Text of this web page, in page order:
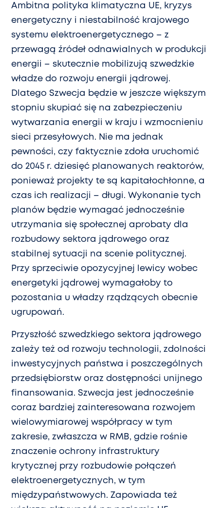
Ambitna polityka klimatyczna UE, kryzys
energetyczny i niestabilność krajowego
systemu elektroenergetycznego – z
przewagą źródeł odnawialnych w produkcji
energii – skutecznie mobilizują szwedzkie
władze do rozwoju energii jądrowej.
Dlatego Szwecja będzie w jeszcze większym
stopniu skupiać się na zabezpieczeniu
wytwarzania energii w kraju i wzmocnieniu
sieci przesyłowych. Nie ma jednak
pewności, czy faktycznie zdoła uruchomić
do 2045 r. dziesięć planowanych reaktorów,
ponieważ projekty te są kapitałochłonne, a
czas ich realizacji – długi. Wykonanie tych
planów będzie wymagać jednocześnie
utrzymania się społecznej aprobaty dla
rozbudowy sektora jądrowego oraz
stabilnej sytuacji na scenie politycznej.
Przy sprzeciwie opozycyjnej lewicy wobec
energetyki jądrowej wymagałoby to
pozostania u władzy rządzących obecnie
ugrupowań.
Przyszłość szwedzkiego sektora jądrowego
zależy też od rozwoju technologii, zdolności
inwestycyjnych państwa i poszczególnych
przedsiębiorstw oraz dostępności unijnego
finansowania. Szwecja jest jednocześnie
coraz bardziej zainteresowana rozwojem
wielowymiarowej współpracy w tym
zakresie, zwłaszcza w RMB, gdzie rośnie
znaczenie ochrony infrastruktury
krytycznej przy rozbudowie połączeń
elektroenergetycznych, w tym
międzypaństwowych. Zapowiada też